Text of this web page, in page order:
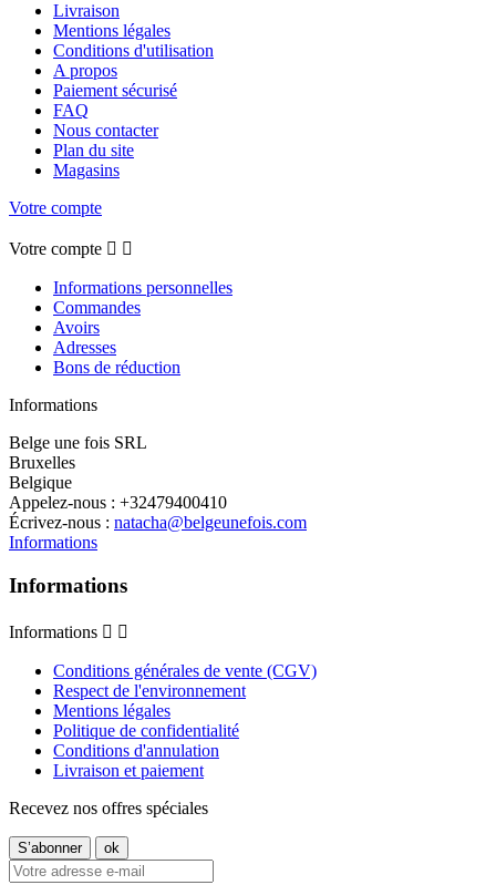
Livraison
Mentions légales
Conditions d'utilisation
A propos
Paiement sécurisé
FAQ
Nous contacter
Plan du site
Magasins
Votre compte
Votre compte  
Informations personnelles
Commandes
Avoirs
Adresses
Bons de réduction
Informations
Belge une fois SRL
Bruxelles
Belgique
Appelez-nous : +32479400410
Écrivez-nous : natacha@belgeunefois.com
Informations
Informations
Informations  
Conditions générales de vente (CGV)
Respect de l'environnement
Mentions légales
Politique de confidentialité
Conditions d'annulation
Livraison et paiement
Recevez nos offres spéciales